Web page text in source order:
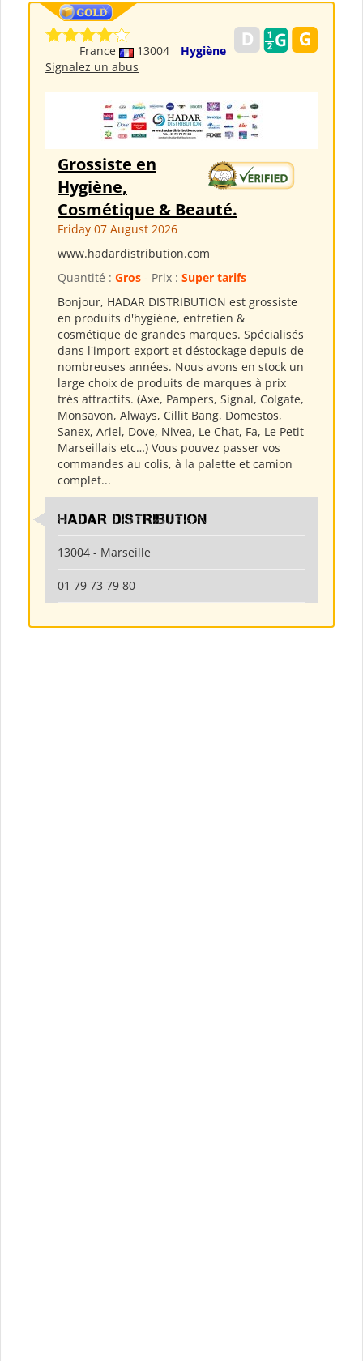
France 13004
Hygiène
Signalez un abus
Grossiste en
Hygiène,
Cosmétique & Beauté.
Friday 07 August 2026
www.hadardistribution.com
Quantité : Gros - Prix : Super tarifs
Bonjour, HADAR DISTRIBUTION est grossiste
en produits d'hygiène, entretien &
cosmétique de grandes marques. Spécialisés
dans l'import-export et déstockage depuis de
nombreuses années. Nous avons en stock un
large choix de produits de marques à prix
très attractifs. (Axe, Pampers, Signal, Colgate,
Monsavon, Always, Cillit Bang, Domestos,
Sanex, Ariel, Dove, Nivea, Le Chat, Fa, Le Petit
Marseillais etc…) Vous pouvez passer vos
commandes au colis, à la palette et camion
complet...
HADAR DISTRIBUTION
13004 - Marseille
01 79 73 79 80